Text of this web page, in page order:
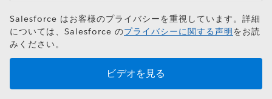
Salesforce はお客様のプライバシーを重視しています。詳細
については、Salesforce のプライバシーに関する声明をお読
みください。